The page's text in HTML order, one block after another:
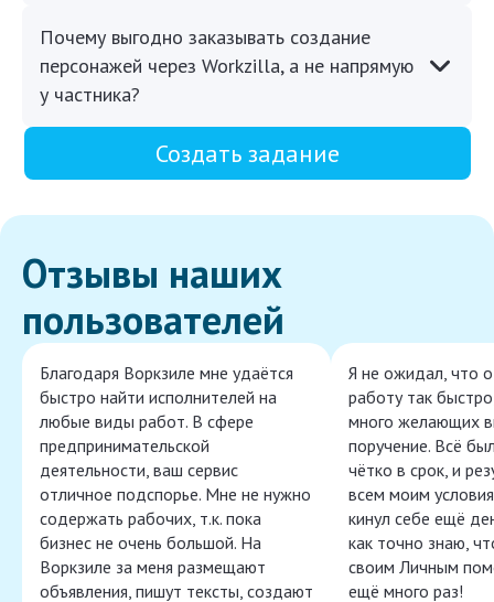
Почему выгодно заказывать создание
персонажей через Workzilla, а не напрямую
у частника?
Создать задание
Отзывы наших
пользователей
Благодаря Воркзиле мне удаётся
быстро найти исполнителей на
любые виды работ. В сфере
предпринимательской
деятельности, ваш сервис
отличное подспорье. Мне не нужно
содержать рабочих, т.к. пока
бизнес не очень большой. На
Воркзиле за меня размещают
объявления, пишут тексты, создают
Я не ожидал, что
работу так
много желающих
поручение. Всё
чётко в срок, и
всем моим
кинул себе ещё
как точно знаю,
своим Личным
ещё много раз!